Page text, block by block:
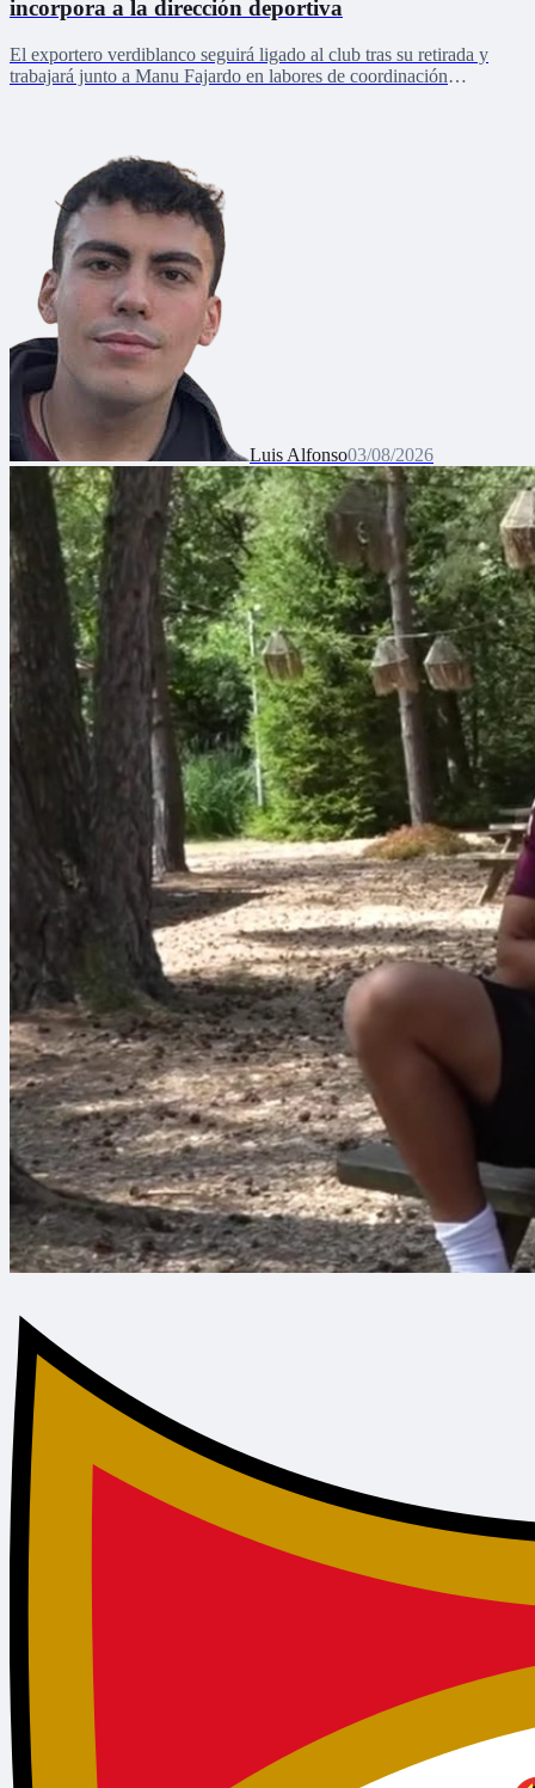
incorpora a la dirección deportiva
El exportero verdiblanco seguirá ligado al club tras su retirada y
trabajará junto a Manu Fajardo en labores de coordinación
Luis Alfonso03/08/2026